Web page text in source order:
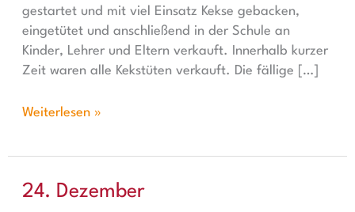
gestartet und mit viel Einsatz Kekse gebacken,
eingetütet und anschließend in der Schule an
Kinder, Lehrer und Eltern verkauft. Innerhalb kurzer
Zeit waren alle Kekstüten verkauft. Die fällige […]
Weiterlesen »
24. Dezember
24. Dezember